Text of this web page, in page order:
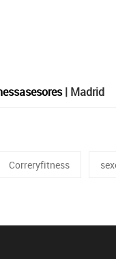
| Madrid
Correryfitness